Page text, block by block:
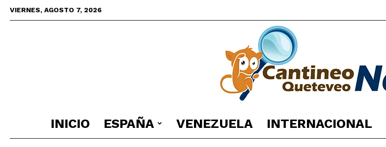
VIERNES, AGOSTO 7, 2026
España
INICIO ESPAÑA VENEZUELA INTERNACIONAL